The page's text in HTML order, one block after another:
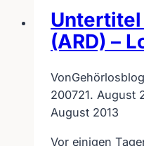
mit
(ARD) –
Von
200721. August
August 2013
Vor einigen